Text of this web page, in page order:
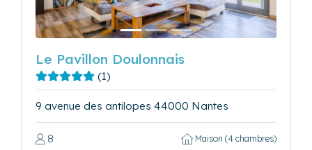
Le Pavillon Doulonnais
(1)
9 avenue des antilopes 44000 Nantes
8 Maison (4 chambres)